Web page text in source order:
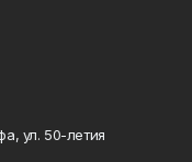
ул. 50-летия